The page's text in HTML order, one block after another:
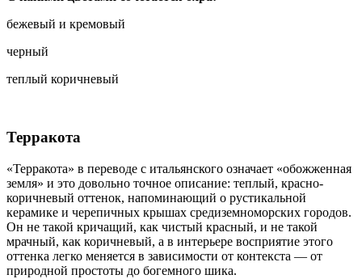
бежевый и кремовый
черный
теплый коричневый
Терракота
«Терракота» в переводе с итальянского означает «обожженная
земля» и это довольно точное описание: теплый, красно-
коричневый оттенок, напоминающий о рустикальной
керамике и черепичных крышах средиземноморских городов.
Он не такой кричащий, как чистый красный, и не такой
мрачный, как коричневый, а в интерьере восприятие этого
оттенка легко меняется в зависимости от контекста — от
природной простоты до богемного шика.